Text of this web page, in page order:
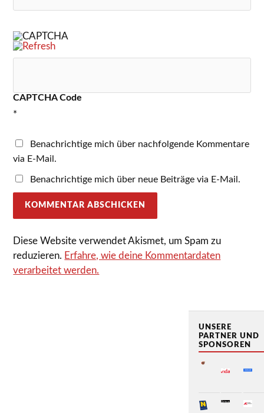
CAPTCHA Code
*
Benachrichtige mich über nachfolgende Kommentare
via E-Mail.
Benachrichtige mich über neue Beiträge via E-Mail.
Diese Website verwendet Akismet, um Spam zu
reduzieren. Erfahre, wie deine Kommentardaten
verarbeitet werden.
UNSERE
PARTNER UND
SPONSOREN